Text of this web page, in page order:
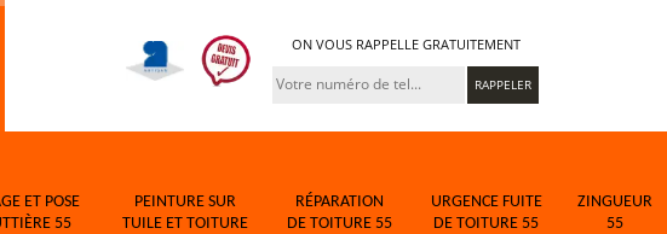
ON VOUS RAPPELLE GRATUITEMENT
ET POSE
55
PEINTURE SUR
TUILE ET TOITURE
RÉPARATION
DE TOITURE 55
URGENCE FUITE
DE TOITURE 55
ZINGUEUR
55